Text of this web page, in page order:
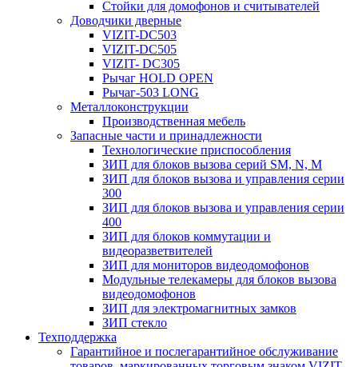
Стойки для домофонов и считывателей
Доводчики дверные
VIZIT-DC503
VIZIT-DC505
VIZIT- DC305
Рычаг HOLD OPEN
Рычаг-503 LONG
Металлоконструкции
Производственная мебель
Запасные части и принадлежности
Технологические приспособления
ЗИП для блоков вызова серий SM, N, M
ЗИП для блоков вызова и управления серии
300
ЗИП для блоков вызова и управления серии
400
ЗИП для блоков коммутации и
видеоразветвителей
ЗИП для мониторов видеодомофонов
Модульные телекамеры для блоков вызова
видеодомофонов
ЗИП для электромагнитных замков
ЗИП стекло
Техподдержка
Гарантийное и послегарантийное обслуживание